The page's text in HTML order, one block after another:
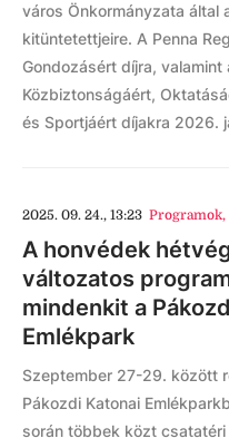
város Önkormányzata által
kitüntetettjeire. A Penna
Gondozásért díjra,
Közbiztonságáért,
és Sportjáért díjakra 2026.
2025. 09. 24., 13:23 Programok,
A honvédek
változatos
mindenkit a
Emlékpark
Szeptember 27-29. között
Pákozdi Katonai
során többek közt